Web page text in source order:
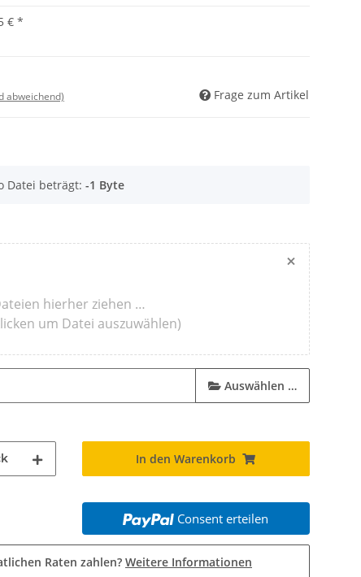
€ *
abweichend) Frage zum Artikel
Datei beträgt: -1 Byte
×
hierher ziehen …
um Datei auszuwählen)
Auswählen …
In den Warenkorb
Consent erteilen
Raten zahlen? Weitere Informationen